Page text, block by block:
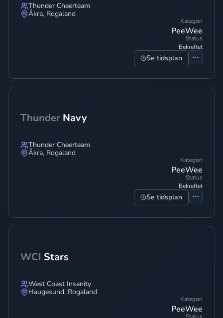
Thunder Cheerteam
Åkra, Rogaland
Kategori
PeeWee
Status
Bekreftet
Se tidsplan
Thunder Navy
Thunder Cheerteam
Åkra, Rogaland
Kategori
PeeWee
Status
Bekreftet
Se tidsplan
WCI Stars
West Coast Insanity
Haugesund, Rogaland
Kategori
PeeWee